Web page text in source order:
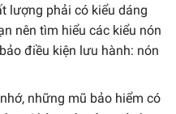
lượng phải có kiểu dáng
nên tìm hiểu các kiểu nón
điều kiện lưu hành: nón
những mũ bảo hiểm có